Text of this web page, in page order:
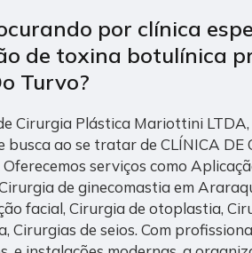
por clínica
de toxina botulínica
Turvo?
Cirurgia Plástica Mariottini
busca ao se tratar de CLÍNICA DE
Oferecemos serviços como
de ginecomastia em
facial, Cirurgia de otoplastia,
Cirurgias de seios. Com